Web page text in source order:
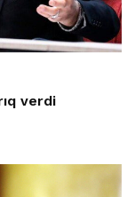
verdi